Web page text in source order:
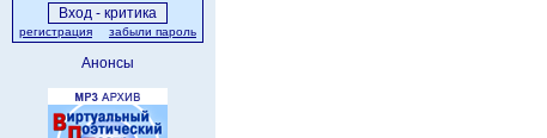
регистрация забыли пароль
Анонсы